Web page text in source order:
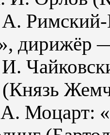
Римский-
дирижёр
Моцарт: